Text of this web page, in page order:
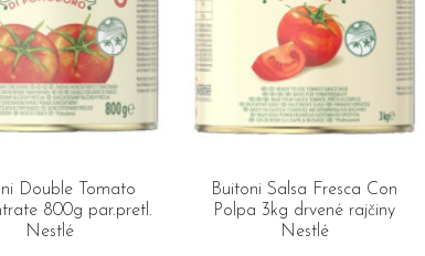
Double Tomato
800g par.pretl.
Nestlé
Buitoni Salsa Fresca Con
Polpa 3kg drvené rajčiny
Nestlé